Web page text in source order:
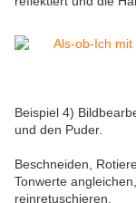
Beispiel 4)
und den Puder.
Beschneiden,
Tonwerte
reinretuschieren.